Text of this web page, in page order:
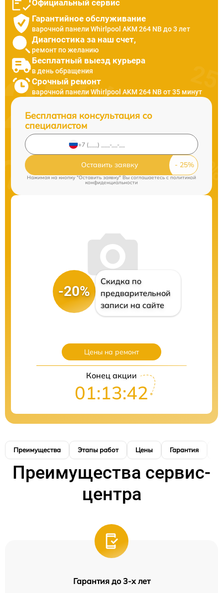
Официальный сервис
Гарантийное обслуживание
варочной панели Whirlpool AKM 264 NB до 3 лет
Диагностика за наш счет,
ремонт по желанию
Бесплатный выезд курьера
в день обращения
Срочный ремонт
варочной панели Whirlpool AKM 264 NB от 35 минут
Бесплатная консультация со
специалистом
Оставить заявку
Нажимая на кнопку "Оставить заявку" Вы соглашаетесь c политикой
конфиденциальности
-20%
Скидка по
предварительной
записи на сайте
Цены на ремонт
Конец акции
01:13:41
Преимущества Этапы работ Цены Гарантия
Преимущества сервис-
центра
Гарантия до 3-х лет